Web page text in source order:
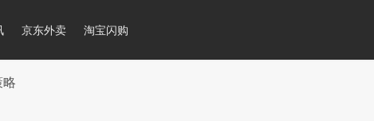
京东外卖 淘宝闪购